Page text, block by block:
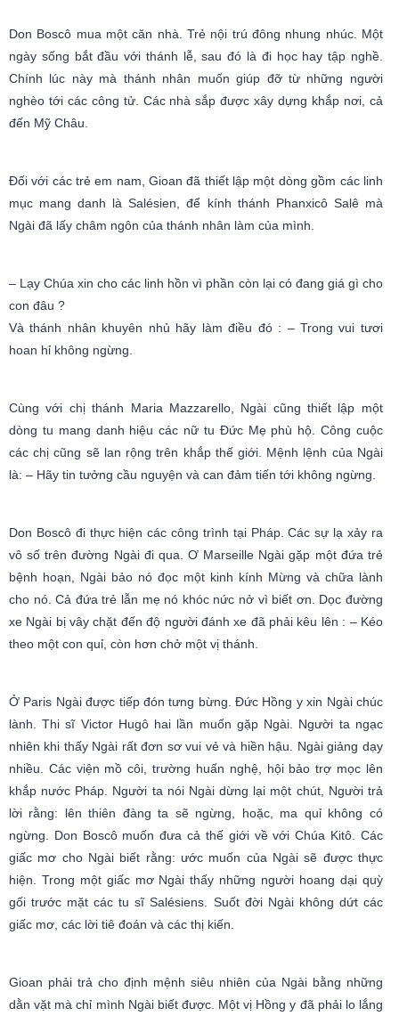
Don Boscô mua một căn nhà. Trẻ nội trú đông nhung nhúc. Một
ngày sống bắt đầu với thánh lễ, sau đó là đi học hay tập nghề.
Chính lúc này mà thánh nhân muốn giúp đỡ từ những người
nghèo tới các công tử. Các nhà sắp được xây dựng khắp nơi, cả
đến Mỹ Châu.
Đối với các trẻ em nam, Gioan đã thiết lập một dòng gồm các linh
mục mang danh là Salésien, để kính thánh Phanxicô Salê mà
Ngài đã lấy châm ngôn của thánh nhân làm của mình.
– Lạy Chúa xin cho các linh hồn vì phần còn lại có đang giá gì cho
con đâu ?
Và thánh nhân khuyên nhủ hãy làm điều đó : – Trong vui tươi
hoan hỉ không ngừng.
Cùng với chị thánh Maria Mazzarello, Ngài cũng thiết lập một
dòng tu mang danh hiệu các nữ tu Đức Mẹ phù hộ. Công cuộc
các chị cũng sẽ lan rộng trên khắp thế giới. Mệnh lệnh của Ngài
là: – Hãy tin tưởng cầu nguyện và can đảm tiến tới không ngừng.
Don Boscô đi thực hiện các công trình tại Pháp. Các sự lạ xảy ra
vô số trên đường Ngài đi qua. Ơ Marseille Ngài gặp một đứa trẻ
bệnh hoạn, Ngài bảo nó đọc một kinh kính Mừng và chữa lành
cho nó. Cả đứa trẻ lẫn mẹ nó khóc nức nở vì biết ơn. Dọc đường
xe Ngài bị vây chặt đến độ người đánh xe đã phải kêu lên : – Kéo
theo một con quỉ, còn hơn chở một vị thánh.
Ở Paris Ngài được tiếp đón tưng bừng. Đức Hồng y xin Ngài chúc
lành. Thi sĩ Victor Hugô hai lần muốn gặp Ngài. Người ta ngạc
nhiên khi thấy Ngài rất đơn sơ vui vẻ và hiền hậu. Ngài giảng dạy
nhiều. Các viện mồ côi, trường huấn nghệ, hội bảo trợ mọc lên
khắp nước Pháp. Người ta nói Ngài dừng lại một chút, Người trả
lời rằng: lên thiên đàng ta sẽ ngừng, hoặc, ma quỉ không có
ngừng. Don Boscô muốn đưa cả thế giới về với Chúa Kitô. Các
giấc mơ cho Ngài biết rằng: ước muốn của Ngài sẽ được thực
hiện. Trong một giấc mơ Ngài thấy những người hoang dại quỳ
gối trước mặt các tu sĩ Salésiens. Suốt đời Ngài không dứt các
giấc mơ, các lời tiê đoán và các thị kiến.
Gioan phải trả cho định mệnh siêu nhiên của Ngài bằng những
dằn vặt mà chỉ mình Ngài biết được. Một vị Hồng y đã phải lo lắng